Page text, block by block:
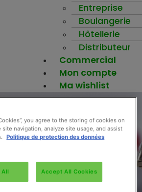
Entreprise
Boulangerie
Hôtellerie
Distributeur
Commercial
Mon compte
Ma wishlist
you agree to the storing of cookies on
navigation, analyze site usage, and assist
Politique de protection des données
All Accept All Cookies